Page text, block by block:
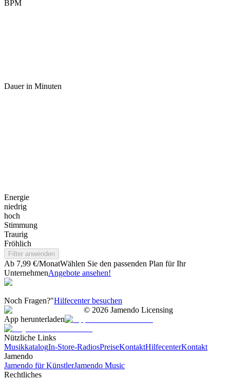
BPM
Dauer in Minuten
Energie
niedrig
hoch
Stimmung
Traurig
Fröhlich
Filter anwenden
Ab 7,99 €/MonatWählen Sie den passenden Plan für Ihr
UnternehmenAngebote ansehen!
Noch Fragen?"Hilfecenter besuchen
© 2026 Jamendo Licensing
App herunterladen
Nützliche Links
MusikkatalogIn-Store-RadiosPreiseKontaktHilfecenterKontakt
Jamendo
Jamendo für KünstlerJamendo Music
Rechtliches